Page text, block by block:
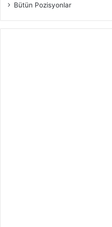
Bütün Pozisyonlar